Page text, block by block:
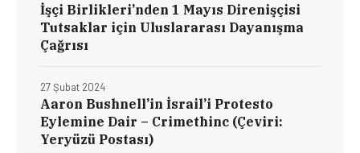
İşçi Birlikleri’nden 1 Mayıs Direnişçisi
Tutsaklar için Uluslararası Dayanışma
Çağrısı
Aaron Bushnell’in İsrail’i Protesto
Eylemine Dair – Crimethinc (Çeviri:
Yeryüzü Postası)
27 Şubat 2024